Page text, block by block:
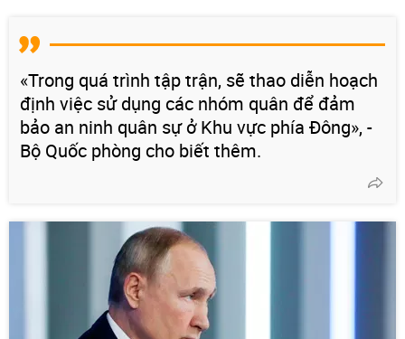
«Trong quá trình tập trận, sẽ thao diễn hoạch
định việc sử dụng các nhóm quân để đảm
bảo an ninh quân sự ở Khu vực phía Đông», -
Bộ Quốc phòng cho biết thêm.